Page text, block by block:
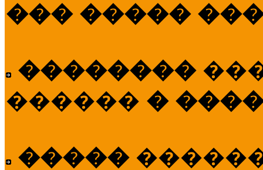
��� �����
��������
������ �
�����